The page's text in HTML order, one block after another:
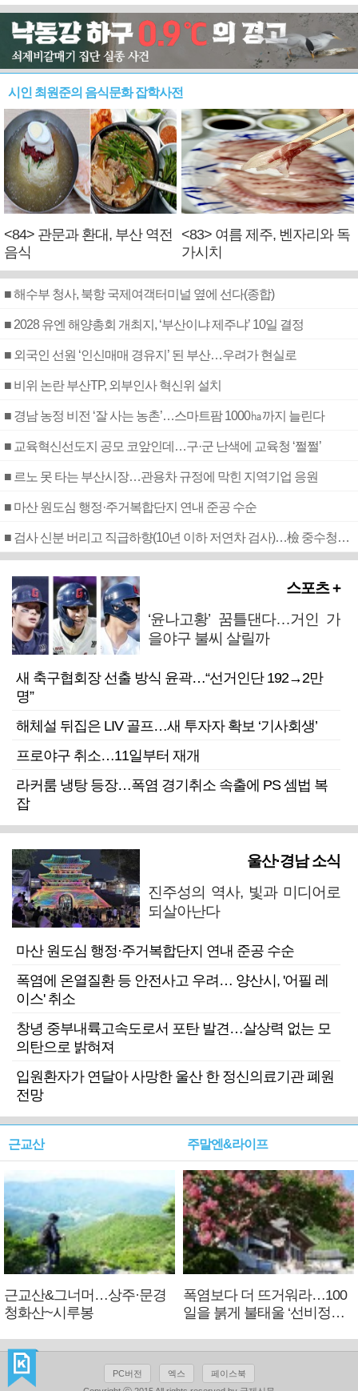
시인 최원준의 음식문화 잡학사전
<84> 관문과 환대, 부산 역전
음식
<83> 여름 제주, 벤자리와 독
가시치
■ 해수부 청사, 북항 국제여객터미널 옆에 선다(종합)
■ 2028 유엔 해양총회 개최지, ‘부산이냐 제주냐’ 10일 결정
■ 외국인 선원 ‘인신매매 경유지’ 된 부산…우려가 현실로
■ 비위 논란 부산TP, 외부인사 혁신위 설치
■ 경남 농정 비전 ‘잘 사는 농촌’…스마트팜 1000㏊까지 늘린다
■ 교육혁신선도지 공모 코앞인데…구·군 난색에 교육청 ‘쩔쩔’
■ 르노 못 타는 부산시장…관용차 규정에 막힌 지역기업 응원
■ 마산 원도심 행정·주거복합단지 연내 준공 수순
■ 검사 신분 버리고 직급하향(10년 이하 저연차 검사)…檢 중수청행 기피
스포츠 +
‘윤나고황’ 꿈틀댄다…거인 가
을야구 불씨 살릴까
새 축구협회장 선출 방식 윤곽…“선거인단 192→2만
명”
해체설 뒤집은 LIV 골프…새 투자자 확보 ‘기사회생’
프로야구 취소…11일부터 재개
라커룸 냉탕 등장…폭염 경기취소 속출에 PS 셈법 복
잡
울산·경남 소식
진주성의 역사, 빛과 미디어로
되살아난다
마산 원도심 행정·주거복합단지 연내 준공 수순
폭염에 온열질환 등 안전사고 우려… 양산시, '어필 레
이스' 취소
창녕 중부내륙고속도로서 포탄 발견…살상력 없는 모
의탄으로 밝혀져
입원환자가 연달아 사망한 울산 한 정신의료기관 폐원
전망
근교산
근교산&그너머…상주·문경
청화산~시루봉
주말엔&라이프
폭염보다 더 뜨거워라…100
일을 붉게 불태울 ‘선비정신’
PC버전 엑스
페이스북